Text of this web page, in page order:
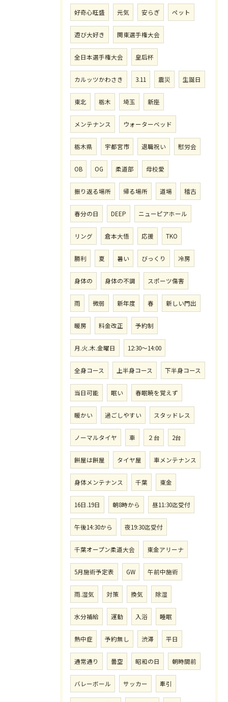
好奇心旺盛 元気 安らぎ ペット
遊び大好き 関東選手権大会
全日本選手権大会 皇后杯
カルッツかわさき 3.11 震災 生誕日
東北 栃木 埼玉 新座
メンテナンス ウォーターベッド
栃木県 宇都宮市 退職祝い 慰労会
OB OG 柔道部 母校愛
振り返る場所 帰る場所 道場 稽古
春分の日 DEEP ニューピアホール
リング 倉本大悟 応援 TKO
勝利 夏 暑い びっくり 冷房
身体の 身体の不調 スポーツ傷害
雨 微弱 新年度 春 新しい門出
暖房 料金改正 予約制
月.火.木.金曜日 12:30〜14:00
全身コース 上半身コース 下半身コース
当日可能 眠い 春眠暁を覚えず
暖かい 過ごしやすい スタッドレス
ノーマルタイヤ 車 ２台 2台
餅屋は餅屋 タイヤ屋 車メンテナンス
身体メンテナンス 千葉 東金
16日.19日 朝8時から 昼11:30迄受付
午後14:30から 夜19:30迄受付
千葉オープン柔道大会 東金アリーナ
5月施術予定表 GW 午前中施術
雨.湿気 対策 換気 除湿
水分補給 運動 入浴 睡眠
熱中症 予約無し 渋滞 平日
通常通り 曇空 昭和の日 朝時間前
バレーボール サッカー 牽引